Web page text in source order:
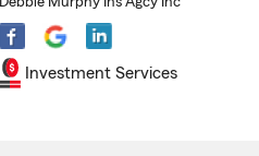
Investment Services